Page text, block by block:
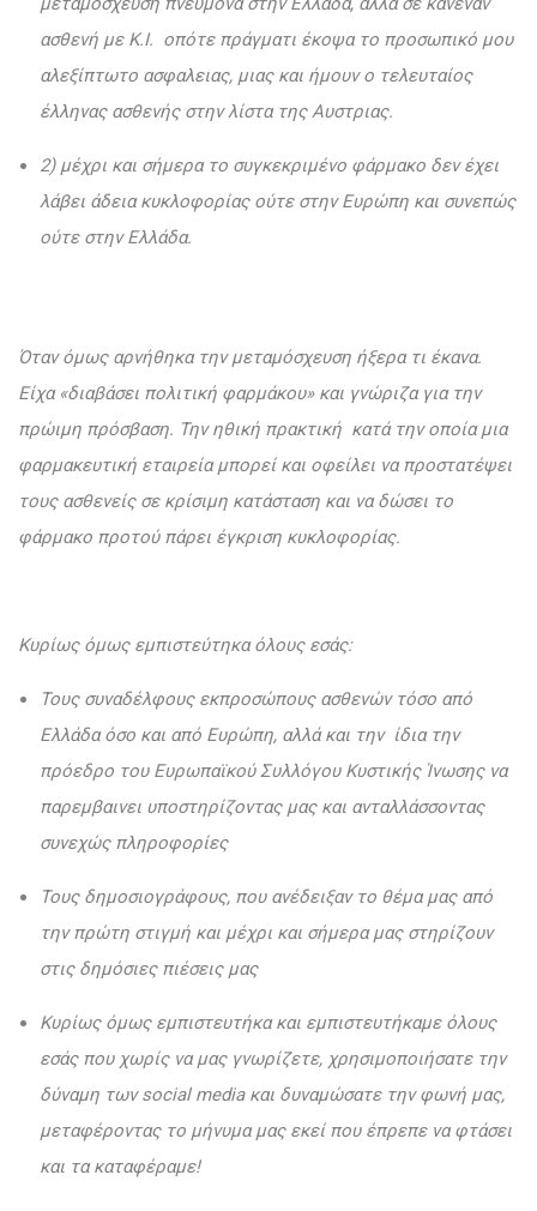
ασθενή με Κ.Ι. οπότε πράγματι έκοψα το προσωπικό μου
αλεξίπτωτο ασφαλειας, μιας και ήμουν ο τελευταίος
έλληνας ασθενής στην λίστα της Αυστριας.
2) μέχρι και σήμερα το συγκεκριμένο φάρμακο δεν έχει
λάβει άδεια κυκλοφορίας ούτε στην Ευρώπη και συνεπώς
ούτε στην Ελλάδα.
Όταν όμως αρνήθηκα την μεταμόσχευση ήξερα τι έκανα.
Είχα «διαβάσει πολιτική φαρμάκου» και γνώριζα για την
πρώιμη πρόσβαση. Την ηθική πρακτική κατά την οποία μια
φαρμακευτική εταιρεία μπορεί και οφείλει να προστατέψει
τους ασθενείς σε κρίσιμη κατάσταση και να δώσει το
φάρμακο προτού πάρει έγκριση κυκλοφορίας.
Κυρίως όμως εμπιστεύτηκα όλους εσάς:
Τους συναδέλφους εκπροσώπους ασθενών τόσο από
Ελλάδα όσο και από Ευρώπη, αλλά και την ίδια την
πρόεδρο του Ευρωπαϊκού Συλλόγου Κυστικής Ίνωσης να
παρεμβαινει υποστηρίζοντας μας και ανταλλάσσοντας
συνεχώς πληροφορίες
Τους δημοσιογράφους, που ανέδειξαν το θέμα μας από
την πρώτη στιγμή και μέχρι και σήμερα μας στηρίζουν
στις δημόσιες πιέσεις μας
Κυρίως όμως εμπιστευτήκα και εμπιστευτήκαμε όλους
εσάς που χωρίς να μας γνωρίζετε, χρησιμοποιήσατε την
δύναμη των social media και δυναμώσατε την φωνή μας,
μεταφέροντας το μήνυμα μας εκεί που έπρεπε να φτάσει
και τα καταφέραμε!